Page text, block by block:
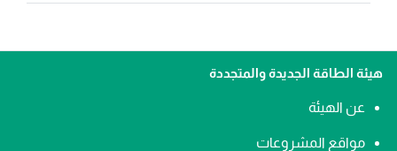
هيئة الطاقة الجديدة والمتجددة
عن الهيئة
مواقع المشروعات